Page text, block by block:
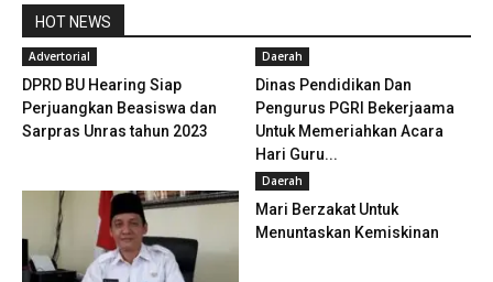
HOT NEWS
Advertorial
DPRD BU Hearing Siap
Perjuangkan Beasiswa dan
Sarpras Unras tahun 2023
Daerah
Dinas Pendidikan Dan
Pengurus PGRI Bekerjaama
Untuk Memeriahkan Acara
Hari Guru...
Daerah
Mari Berzakat Untuk
Menuntaskan Kemiskinan